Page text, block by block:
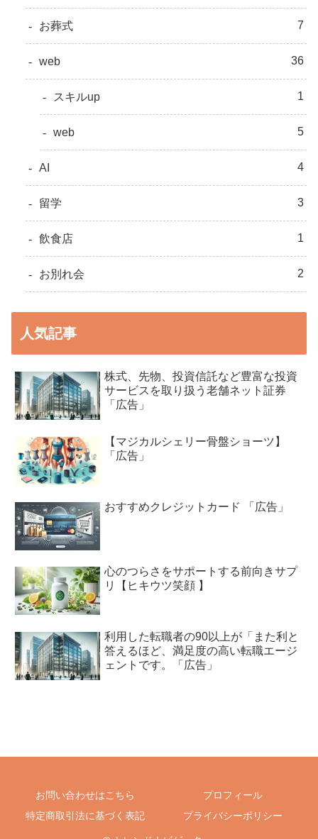
お葬式 7
web 36
スキルup 1
web 5
AI 4
留学 3
飲食店 1
お別れ会 2
人気記事
株式、先物、投資信託など豊富な投資
サービスを取り扱う老舗ネット証券
「広告」
【マジカルシェリー骨盤ショーツ】
「広告」
おすすめクレジットカード 「広告」
心のつらさをサポートする前向きサプ
リ【ヒキウツ笑顔 】
利用した転職者の90以上が「また利と
答えるほど、満足度の高い転職エージ
ェントです。「広告」
お問い合わせはこちら
プロフィール
特定商取引法に基づく表記
プライバシーポリシー